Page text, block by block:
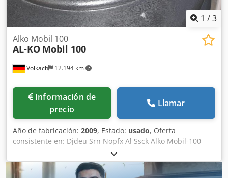
1 /3
Volkach 12.194 km
Alko Mobil 100
AL-KO Mobil 100
Información de
precio
Llamar
Año de fabricación: 2009, Estado: usado, Oferta
consistente en: Djdeu Srn Nopfx Al Ssck Alko Mobil-100
extractor de virutas para aglutinantes adhesivos - Peso:
24kg Si lo desea, podemos organizar para usted los
siguientes artículos: Embalaje, carga, transporte (por barco